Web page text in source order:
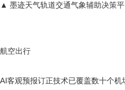
▲ 墨迹天气轨道交通气象辅助决策
航空出行
AI客观预报订正技术已覆盖数十个